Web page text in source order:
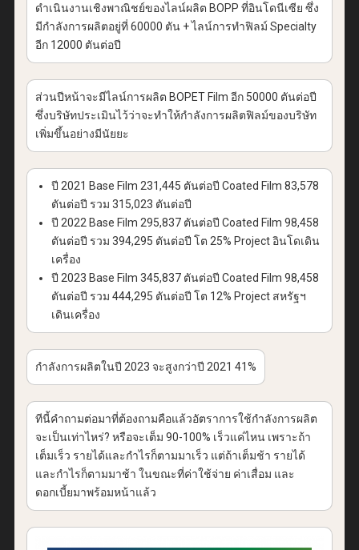
ดำเนินงานเชิงพาณิชย์ของไลน์ผลิต BOPP ที่อินโดนีเซีย ซึ่ง
มีกำลังการผลิตอยู่ที่ 60000 ตัน + ไลน์การทำฟิลม์ Specialty
อีก 12000 ตันต่อปี
ส่วนปีหน้าจะมีไลน์การผลิต BOPET Film อีก 50000 ตันต่อปี
ซึ่งบริษัทประเมินไว้ว่าจะทำให้กำลังการผลิตฟิลม์ของบริษัท
เพิ่มขึ้นอย่างมีนัยยะ
ปี 2021 Base Film 231,445 ตันต่อปี Coated Film 83,578
ตันต่อปี รวม 315,023 ตันต่อปี
ปี 2022 Base Film 295,837 ตันต่อปี Coated Film 98,458
ตันต่อปี รวม 394,295 ตันต่อปี โต 25% Project อินโดเดิน
เครื่อง
ปี 2023 Base Film 345,837 ตันต่อปี Coated Film 98,458
ตันต่อปี รวม 444,295 ตันต่อปี โต 12% Project สหรัฐฯ
เดินเครื่อง
กำลังการผลิตในปี 2023 จะสูงกว่าปี 2021 41%
ทีนี้คำถามต่อมาที่ต้องถามคือแล้วอัตราการใช้กำลังการผลิต
จะเป็นเท่าไหร่? หรือจะเต็ม 90-100% เร็วแค่ไหน เพราะถ้า
เต็มเร็ว รายได้และกำไรก็ตามมาเร็ว แต่ถ้าเต็มช้า รายได้
และกำไรก็ตามมาช้า ในขณะที่ค่าใช้จ่าย ค่าเสื่อม และ
ดอกเบี้ยมาพร้อมหน้าแล้ว